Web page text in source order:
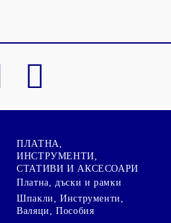
ПЛАТНА,
ИНСТРУМЕНТИ,
СТАТИВИ И АКСЕСОАРИ
Платна, дъски и рамки
Шпакли, Инструменти,
Валяци, Пособия